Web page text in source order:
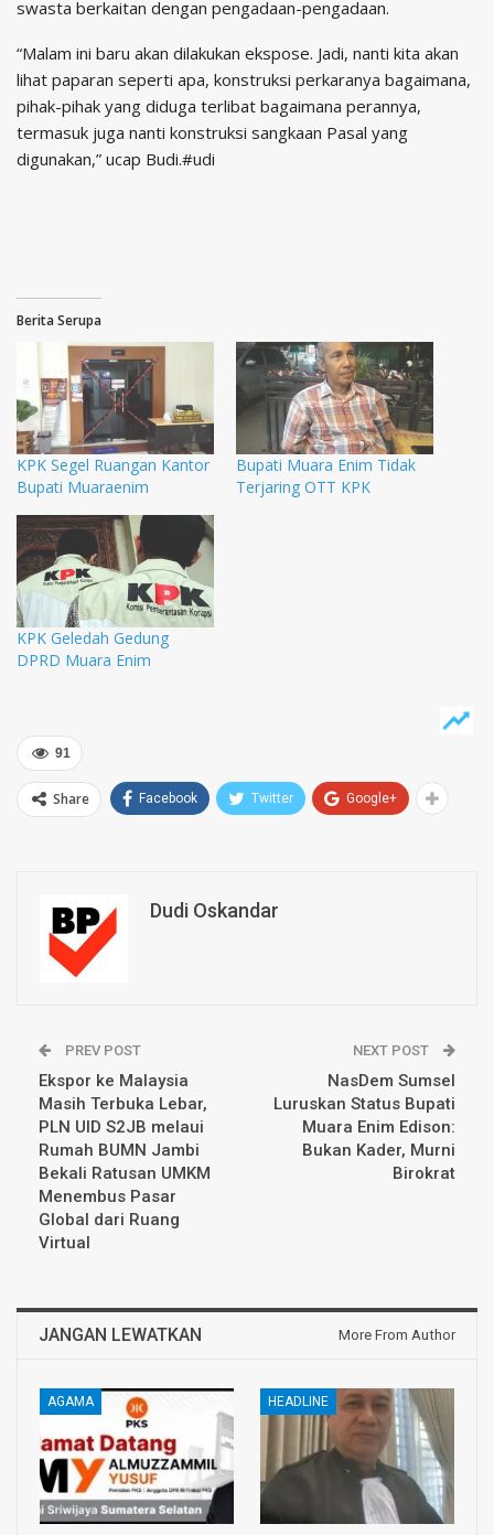
swasta berkaitan dengan pengadaan-pengadaan.
“Malam ini baru akan dilakukan ekspose. Jadi, nanti kita akan
lihat paparan seperti apa, konstruksi perkaranya bagaimana,
pihak-pihak yang diduga terlibat bagaimana perannya,
termasuk juga nanti konstruksi sangkaan Pasal yang
digunakan,” ucap Budi.#udi
Berita Serupa
KPK Segel Ruangan Kantor
Bupati Muaraenim
Bupati Muara Enim Tidak
Terjaring OTT KPK
KPK Geledah Gedung
DPRD Muara Enim
91
Share Facebook Twitter Google+
Dudi Oskandar
PREV POST
Ekspor ke Malaysia
Masih Terbuka Lebar,
PLN UID S2JB melaui
Rumah BUMN Jambi
Bekali Ratusan UMKM
Menembus Pasar
Global dari Ruang
Virtual
NEXT POST
NasDem Sumsel
Luruskan Status Bupati
Muara Enim Edison:
Bukan Kader, Murni
Birokrat
JANGAN LEWATKAN More From Author
AGAMA HEADLINE